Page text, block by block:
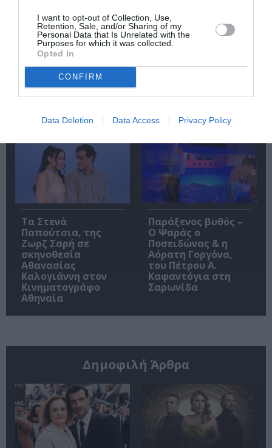
I want to opt-out of Collection, Use,
Retention, Sale, and/or Sharing of my
Personal Data that Is Unrelated with the
Purposes for which it was collected.
Opted In
CONFIRM
Data Deletion Data Access Privacy Policy
Πολυάννα Το
παιχνίδι της χαράς,
της Κάρμεν
Ρουγγέρη στο 55ο
Φεστιβάλ Ολύμπου
του Ντέιβιντ
Δημήτρη Δεγαΐτη
Φεστιβάλ Άνδρου
Τα Στενά
Παπούτσια, της
Ζωρζ Σαρή σε
σκηνοθεσία
Αθανασίας
Καλογιάννη στον
Κινηματογράφο
Αθηναία
Παράξενος βυθός –
Ο Ψαράς ο
Ποσειδώνας & η
Αόρατη Γοργόνα,
του Πέτρου Α.
Καφαντόγια στη
Σαρωνίδα
Δημοφιλή Άρθρα